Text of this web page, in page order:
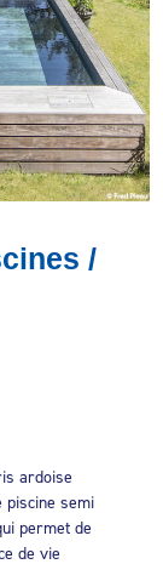
/
ardoise
piscine semi
permet de
de vie